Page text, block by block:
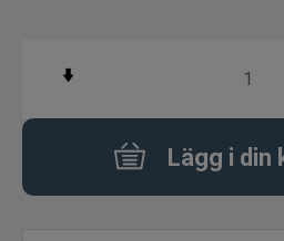
Markörer
Mete
Lägg i din